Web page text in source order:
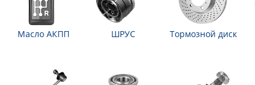
Масло АКПП ШРУС Тормозной диск